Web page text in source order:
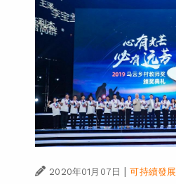
2020年01月07日 | 可持續發展